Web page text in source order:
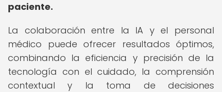
paciente.
La colaboración entre la IA y el personal
médico puede ofrecer resultados óptimos,
combinando la eficiencia y precisión de la
tecnología con el cuidado, la comprensión
contextual y la toma de decisiones